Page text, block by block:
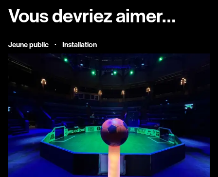
Vous devriez aimer…
Jeune public · Installation